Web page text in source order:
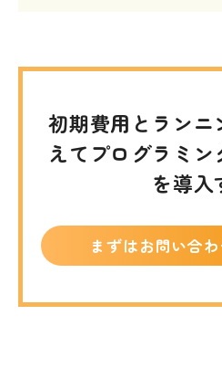
初期費用とランニ
えて プログラミ
を導入
まずはお問い合